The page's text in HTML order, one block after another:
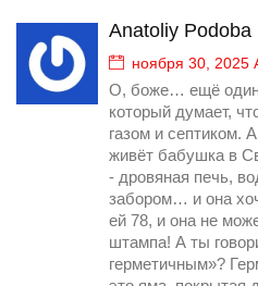
Anatoliy Podoba
ноября 30, 2025
О, боже… ещё один
который думает,
газом и септиком.
живёт бабушка в
- дровяная печь,
забором… и она
ей 78, и она не
штампа! А ты
герметичным»?